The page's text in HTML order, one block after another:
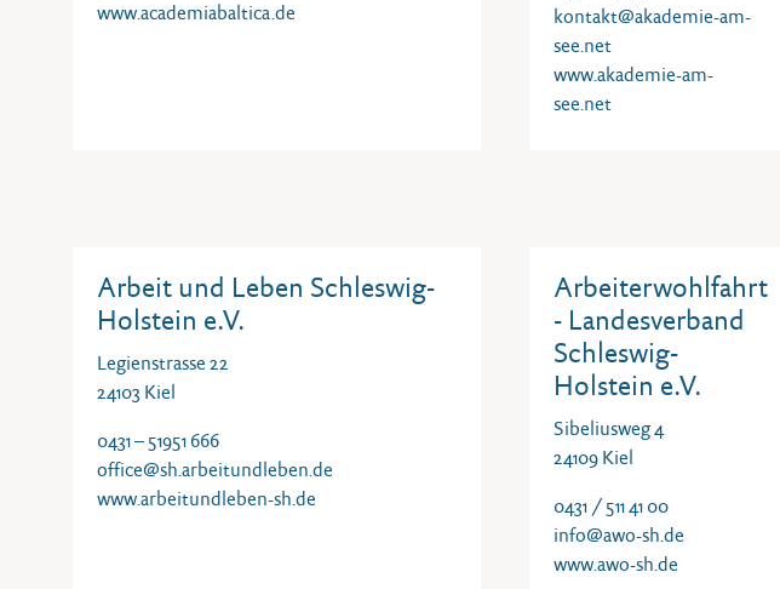
www.academiabaltica.de
kontakt@akademie-am-
see.net
www.akademie-am-
see.net
Arbeit und Leben Schleswig-
Holstein e.V.
Legienstrasse 22
24103 Kiel
0431 – 51951 666
office@sh.arbeitundleben.de
www.arbeitundleben-sh.de
Arbeiterwohlfahrt
- Landesverband
Schleswig-
Holstein e.V.
Sibeliusweg 4
24109 Kiel
0431 / 511 41 00
info@awo-sh.de
www.awo-sh.de